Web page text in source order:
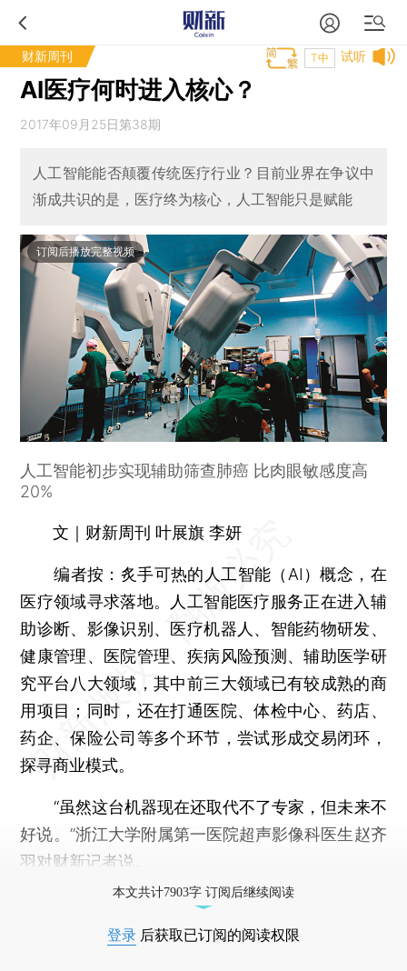
财新周刊 试听
T中
AI医疗何时进入核心？
2017年09月25日第38期
人工智能能否颠覆传统医疗行业？目前业界在争议中
渐成共识的是，医疗终为核心，人工智能只是赋能
订阅后播放完整视频
人工智能初步实现辅助筛查肺癌 比肉眼敏感度高
20%
文｜财新周刊 叶展旗 李妍
编者按： 炙手可热的人工智能（AI）概念，在
医疗领域寻求落地。人工智能医疗服务正在进入辅
助诊断、影像识别、医疗机器人、智能药物研发、
健康管理、医院管理、疾病风险预测、辅助医学研
究平台八大领域，其中前三大领域已有较成熟的商
用项目；同时，还在打通医院、体检中心、药店、
药企、保险公司等多个环节，尝试形成交易闭环，
探寻商业模式。
“虽然这台机器现在还取代不了专家，但未来不
好说。”浙江大学附属第一医院超声影像科医生赵齐
羽对财新记者说。
本文共计7903字 订阅后继续阅读
登录 后获取已订阅的阅读权限